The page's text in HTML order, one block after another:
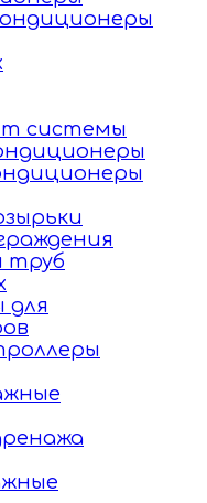
системы
труб